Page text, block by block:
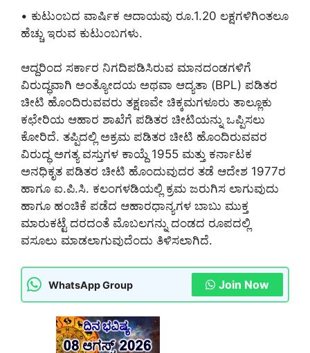
• ಕುಟುಂಬದ ವಾರ್ಷಿಕ ಆದಾಯವು ರೂ.1.20 ಲಕ್ಷಗಳಿಗಿಂತಲೂ
ಹೆಚ್ಚು ಇರುವ ಕುಟುಂಬಗಳು.
ಆದ್ದರಿಂದ ಸರ್ಕಾರ ನಿಗದಿಪಡಿಸಿರುವ ಮಾನದಂಡಗಳಿಗೆ
ವಿರುದ್ಧವಾಗಿ ಅಂತ್ಯೋದಯ ಅಥವಾ ಆದ್ಯತಾ (BPL) ಪಡಿತರ
ಚೀಟಿ ಹೊಂದಿರುವವರು ತಕ್ಷಣವೇ ಚಿಕ್ಕಮಗಳೂರು ತಾಲ್ಲೂಕು
ಕಛೇರಿಯ ಆಹಾರ ಶಾಖೆಗೆ ಪಡಿತರ ಚೀಟಿಯನ್ನು ಒಪ್ಪಿಸಲು
ಕೋರಿದೆ. ತಪ್ಪಿದಲ್ಲಿ ಅಕ್ರಮ ಪಡಿತರ ಚೀಟಿ ಹೊಂದಿರುವವರ
ವಿರುದ್ಧ ಅಗತ್ಯ ವಸ್ತುಗಳ ಕಾಯ್ದೆ 1955 ಮತ್ತು ಕರ್ನಾಟಕ
ಅನಧಿಕೃತ ಪಡಿತರ ಚೀಟಿ ಹೊಂದುವುದರ ತಡೆ ಆದೇಶ 1977ರ
ಹಾಗೂ ಐ.ಪಿ.ಸಿ. ಕಲಂಗಳಡಿಯಲ್ಲಿ ಕ್ರಮ ಜರುಗಿಸ ಲಾಗುವುದು
ಹಾಗೂ ಹಂಚಿಕೆ ಪಡೆದ ಆಹಾರಧಾನ್ಯಗಳ ಬಾಬು ಮುಕ್ತ
ಮಾರುಕಟ್ಟೆ ದರದಂತೆ ಮೊಬಲಗನ್ನು ದಂಡದ ರೂಪದಲ್ಲಿ
ವಸೂಲು ಮಾಡಲಾಗುವುದೆಂದು ತಿಳಿಸಲಾಗಿದೆ.
WhatsApp Group Join Now